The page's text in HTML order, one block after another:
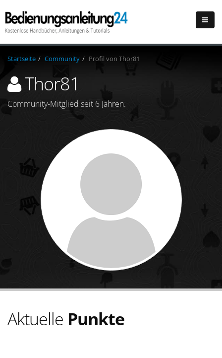
Startseite Community Profil von Thor81
Thor81
Community-Mitglied seit 6 Jahren.
Aktuelle Punkte